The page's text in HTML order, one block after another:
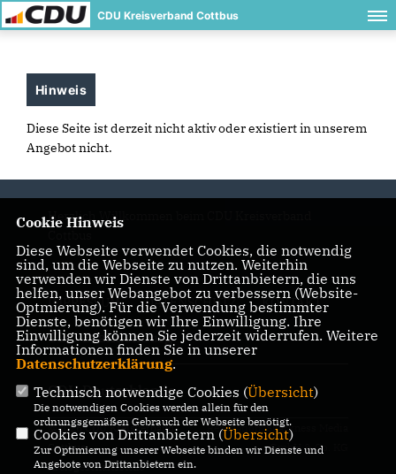
CDU Kreisverband Cottbus
Hinweis
Diese Seite ist derzeit nicht aktiv oder existiert in unserem
Angebot nicht.
Herzlich Willkommen beim CDU Kreisverband
IMPRESSUM DATENSCHUTZ KONTAKT
CDU Brandenburg
CDU Deutschlands
@2026 CDU Kreisverband
Cottbus
Kreisgeschäftsstelle
Realisation: Sharkness Media
GmbH & Co. KG
Cookie Hinweis
Diese Webseite verwendet Cookies, die notwendig
sind, um die Webseite zu nutzen. Weiterhin
verwenden wir Dienste von Drittanbietern, die uns
helfen, unser Webangebot zu verbessern (Website-
Optmierung). Für die Verwendung bestimmter
Dienste, benötigen wir Ihre Einwilligung. Ihre
Einwilligung können Sie jederzeit widerrufen. Weitere
Informationen finden Sie in unserer
Datenschutzerklärung.
Technisch notwendige Cookies (Übersicht)
Die notwendigen Cookies werden allein für den
ordnungsgemäßen Gebrauch der Webseite benötigt.
Cookies von Drittanbietern (Übersicht)
Zur Optimierung unserer Webseite binden wir Dienste und
Angebote von Drittanbietern ein.